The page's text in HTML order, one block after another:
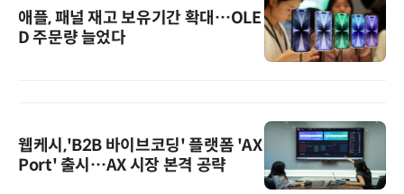
애플, 패널 재고 보유기간 확대…OLE
D 주문량 늘었다
웹케시,'B2B 바이브코딩' 플랫폼 'AX
Port' 출시…AX 시장 본격 공략